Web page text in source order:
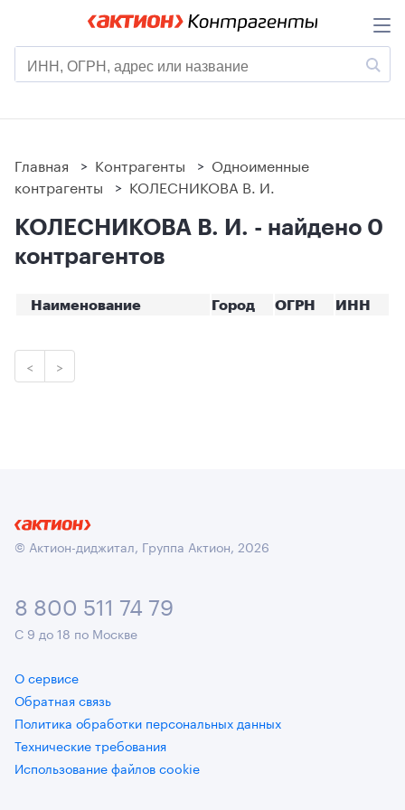
Главная > Контрагенты > Одноименные
контрагенты > КОЛЕСНИКОВА В. И.
КОЛЕСНИКОВА В. И. - найдено 0
контрагентов
Наименование Город ОГРН ИНН
< >
© Актион-диджитал, Группа Актион, 2026
8 800 511 74 79
С 9 до 18 по Москве
О сервисе
Обратная связь
Политика обработки персональных данных
Технические требования
Использование файлов cookie